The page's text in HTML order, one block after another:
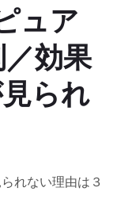
ュア
効果
られ
れない理由は３